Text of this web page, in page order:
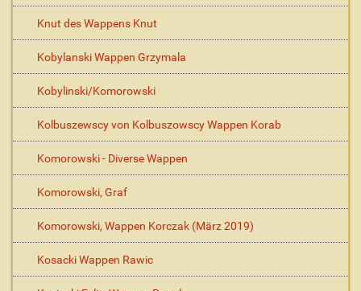
Knut des Wappens Knut
Kobylanski Wappen Grzymala
Kobylinski/Komorowski
Kolbuszewscy von Kolbuszowscy Wappen Korab
Komorowski - Diverse Wappen
Komorowski, Graf
Komorowski, Wappen Korczak (März 2019)
Kosacki Wappen Rawic